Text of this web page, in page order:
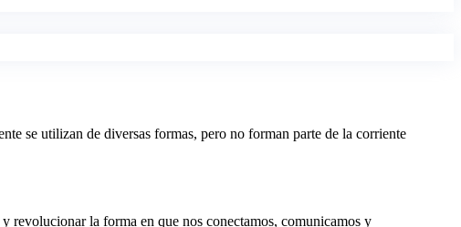
se utilizan de diversas formas, pero no forman parte de la corriente
revolucionar la forma en que nos conectamos, comunicamos y